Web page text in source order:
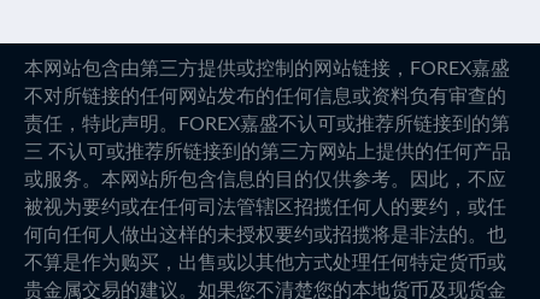
本网站包含由第三方提供或控制的网站链接，FOREX嘉盛
不对所链接的任何网站发布的任何信息或资料负有审查的
责任，特此声明。FOREX嘉盛不认可或推荐所链接到的第
三 不认可或推荐所链接到的第三方网站上提供的任何产品
或服务。本网站所包含信息的目的仅供参考。因此，不应
被视为要约或在任何司法管辖区招揽任何人的要约，或任
何向任何人做出这样的未授权要约或招揽将是非法的。也
不算是作为购买，出售或以其他方式处理任何特定货币或
贵金属交易的建议。如果您不清楚您的本地货币及现货金